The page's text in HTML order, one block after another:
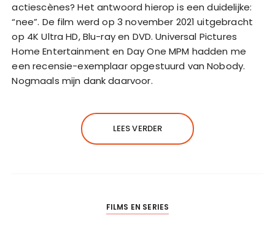
actiescènes? Het antwoord hierop is een duidelijke:
“nee”. De film werd op 3 november 2021 uitgebracht
op 4K Ultra HD, Blu-ray en DVD. Universal Pictures
Home Entertainment en Day One MPM hadden me
een recensie-exemplaar opgestuurd van Nobody.
Nogmaals mijn dank daarvoor.
LEES VERDER
FILMS EN SERIES